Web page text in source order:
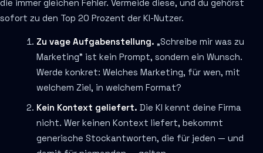
die immer gleichen Fehler. Vermeide diese, und du gehörst
sofort zu den Top 20 Prozent der KI-Nutzer.
Zu vage Aufgabenstellung. „Schreibe mir was zu
Marketing" ist kein Prompt, sondern ein Wunsch.
Werde konkret: Welches Marketing, für wen, mit
welchem Ziel, in welchem Format?
Kein Kontext geliefert. Die KI kennt deine Firma
nicht. Wer keinen Kontext liefert, bekommt
generische Stockantworten, die für jeden — und